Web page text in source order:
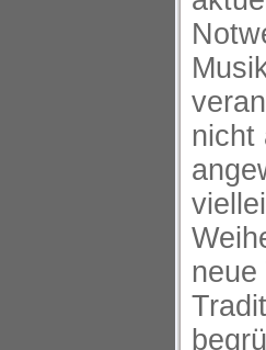
nicht
neue